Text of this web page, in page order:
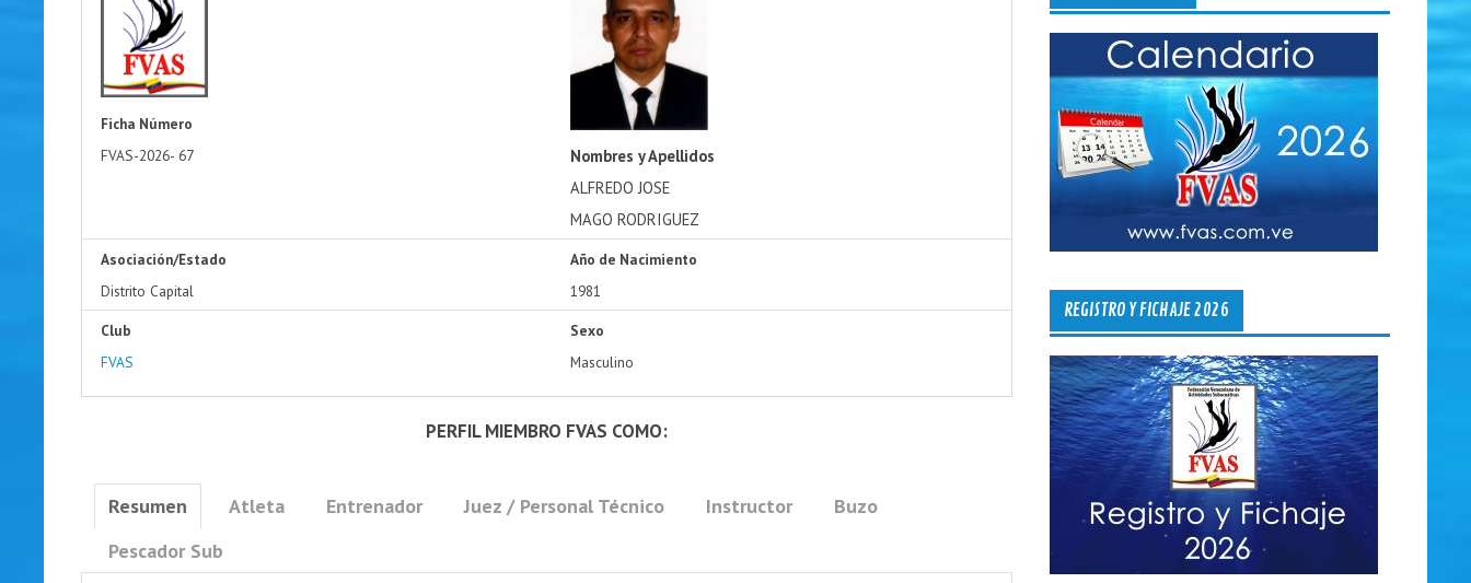
Ficha Número
FVAS-2026- 67
Nombres y Apellidos
ALFREDO JOSE
MAGO RODRIGUEZ
Asociación/Estado
Distrito Capital
Año de Nacimiento
1981
Club
FVAS
Sexo
Masculino
PERFIL MIEMBRO FVAS COMO:
Resumen Atleta Entrenador Juez / Personal Técnico Instructor
Buzo
Pescador Sub
REGISTRO Y FICHAJE 2026